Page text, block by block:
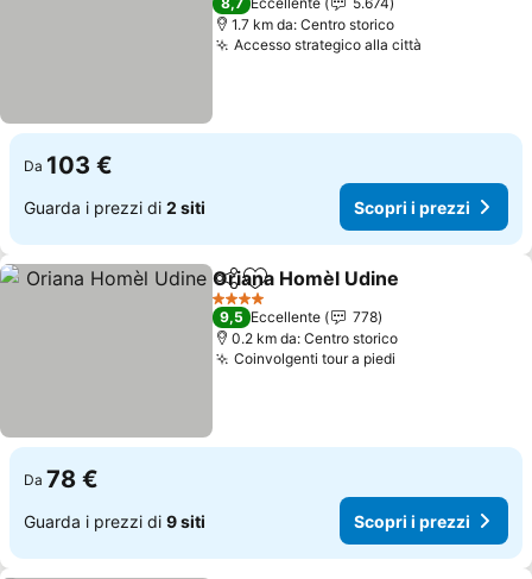
1.7 km da: Centro storico
Accesso strategico alla città
Da 103 €
Guarda i prezzi di 2 siti Scopri i prezzi
CondividiAggiungi ai preferiti
Oriana Homèl Udine
4 Stelle
9,5 Eccellente
778
0.2 km da: Centro storico
Coinvolgenti tour a piedi
Da 78 €
Guarda i prezzi di 9 siti Scopri i prezzi